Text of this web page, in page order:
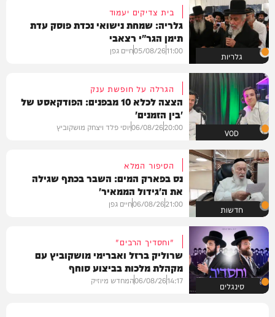
גלריות
בית צדיקים יעמוד
גלריה: שמחת נישואי נכדת פוסק עדת
תימן הגר"י רצאבי
11:00
05/08/26חיים גפן
VOD
הגרלה על חופשת ענק
הצצה לכלא 10 מבפנים: הפודקאסט של
'בין הזמנים'
20:00
06/08/26יוסי פלד ויצחק מושקוביץ
חדשות
הסיפור המלא
נס בפארק המים: השבר בכתף שגילה
את ה'גידול הממאיר'
21:00
06/08/26חיים גפן
סינגלים
"וחסדיך הרבים"
שרוליק ברזל ואברימי מושקוביץ עם
מקהלת מלכות בביצוע סוחף
14:17
06/08/26המחדש מיוזיק